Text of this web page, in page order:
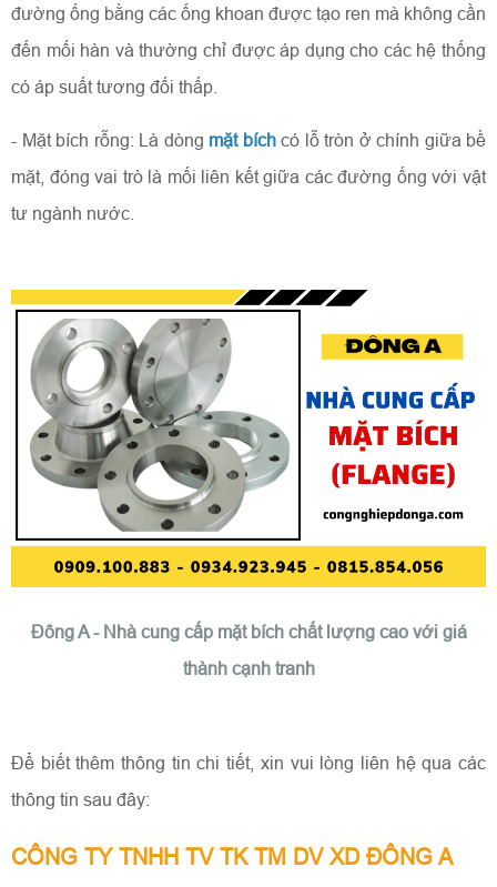
đường ống bằng các ống khoan được tạo ren mà không cần
đến mối hàn và thường chỉ được áp dụng cho các hệ thống
có áp suất tương đối thấp.
- Mặt bích rỗng: Là dòng mặt bíchcó lỗ tròn ở chính giữa bề
mặt, đóng vai trò là mối liên kết giữa các đường ống với vật
tư ngành nước.
Đông A - Nhà cung cấp mặt bích chất lượng cao với giá
thành cạnh tranh
Để biết thêm thông tin chi tiết, xin vui lòng liên hệ qua các
thông tin sau đây:
CÔNG TY TNHH TV TK TM DV XD ĐÔNG A